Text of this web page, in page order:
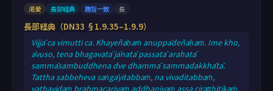
渇愛 長部経典 趣旨一致 長
長部経典（DN33 §1.9.35–1.9.9）
Vijjā ca vimutti ca. Khayeñāṇaṁ anuppādeñāṇaṁ. Ime kho,
āvuso, tena bhagavatā jānatā passatā arahatā
sammāsambuddhena dve dhammā sammadakkhātā.
Tattha sabbeheva saṅgāyitabbaṁ, na vivaditabbaṁ,
yathayidaṁ brahmacariyaṁ addhaniyaṁ assa ciraṭṭhitikaṁ,